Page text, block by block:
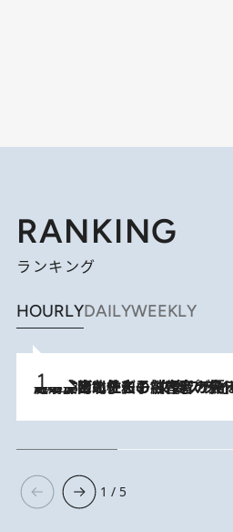
RANKING
ランキング
HOURLYDAILYWEEKLY
2026.8.3
《「文士の子ども被害者の会」発足！》阿川佐和子（72）が語る遠藤周作に北杜夫、劇作家・矢代静一の子どもたちの“文豪プライベート事件簿”
1 / 5